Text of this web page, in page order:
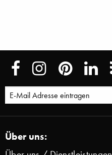
Über uns: